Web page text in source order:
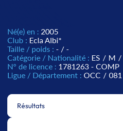
Né(e) en : 2005
Club : Ecla Albi*
Taille / poids : - / -
Catégorie / Nationalité : ES / M /
N° de licence : 1781263 - COMP
Ligue / Département : OCC / 081
Résultats